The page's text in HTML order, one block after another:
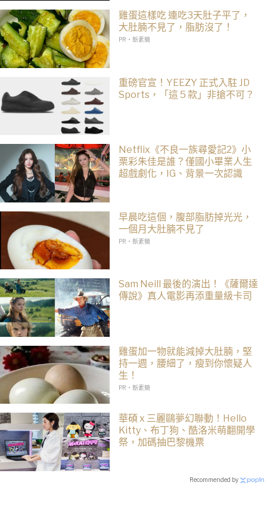
雞蛋這樣吃 連吃3天肚子平了，
大肚腩不見了，脂肪沒了！
PR・新素簡
重磅官宣！YEEZY 正式入駐 JD
Sports，「這 5 款」非搶不可？
Netflix《不良一族尋愛記2》小
栗彩朱佳是誰？僅國小畢業人生
超戲劇化，IG、背景一次認識
早晨吃這個，腹部脂肪掉光光，
一個月大肚腩不見了
PR・新素簡
Sam Neill 最後的演出！《薩爾達
傳說》真人電影再添重量級卡司
雞蛋加一物就能減掉大肚腩，堅
持一週，腰細了，瘦到你懷疑人
生！
PR・新素簡
華碩 x 三麗鷗夢幻聯動！Hello
Kitty、布丁狗、酷洛米萌翻開學
祭，加碼抽巴黎機票
Recommended by